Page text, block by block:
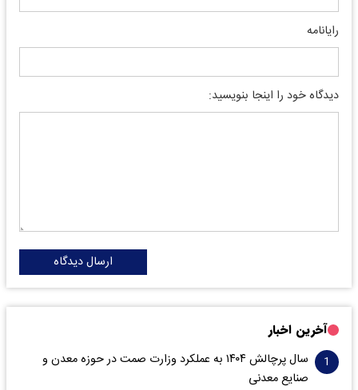
رایانامه
دیدگاه خود را اینجا بنویسید:
ارسال دیدگاه
آخرین اخبار
سال پرچالش ۱۴۰۴ به عملکرد وزارت صمت در حوزه معدن و
صنایع معدنی